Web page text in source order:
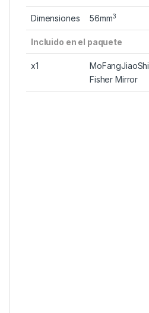
Dimensiones 56mm3
Incluido en el paquete
x1
MoFangJiaoShi
Fisher Mirror